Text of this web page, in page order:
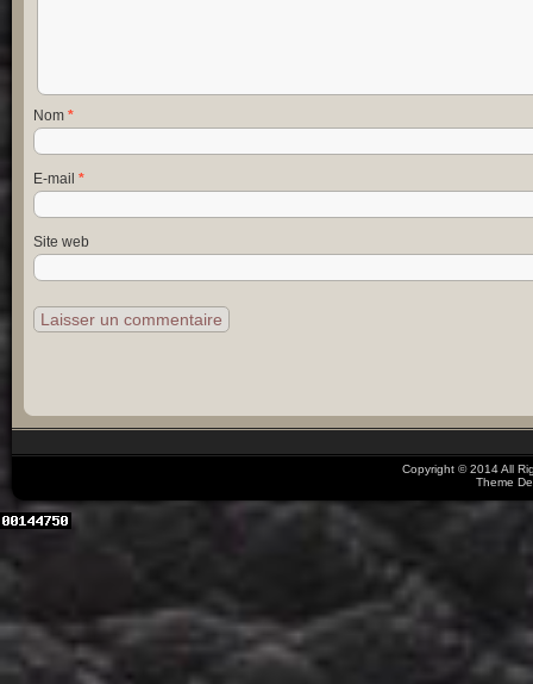
Nom *
E-mail *
Site web
Copyright © 2014 All
Theme